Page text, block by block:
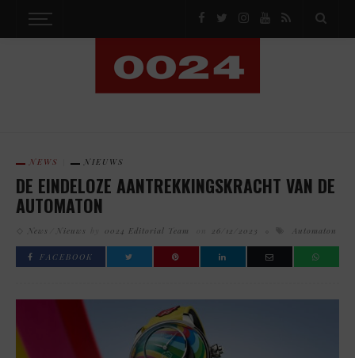
NEWS NIEUWS
DE EINDELOZE AANTREKKINGSKRACHT VAN DE
AUTOMATON
News Nieuws 0024 Editorial Team 26/12/2023 Automaton
FACEBOOK